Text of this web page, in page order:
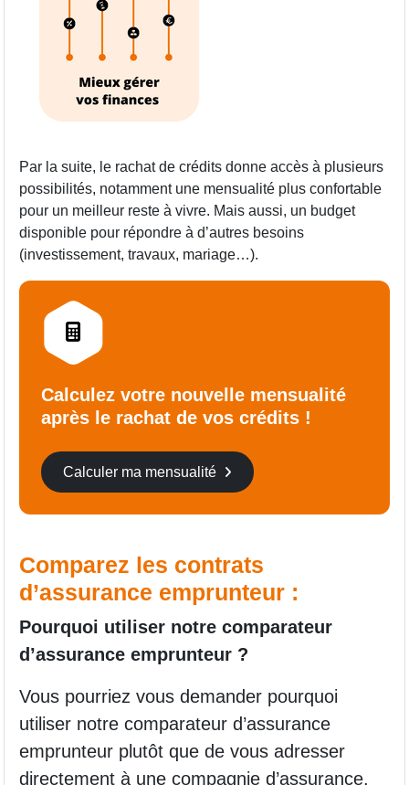
Par la suite, le rachat de crédits donne accès à plusieurs
possibilités, notamment une mensualité plus confortable
pour un meilleur reste à vivre. Mais aussi, un budget
disponible pour répondre à d’autres besoins
(investissement, travaux, mariage…).
Calculez votre nouvelle mensualité
après le rachat de vos crédits !
Calculer ma mensualité
Comparez les contrats
d’assurance emprunteur :
Pourquoi utiliser notre comparateur
d’assurance emprunteur ?
Vous pourriez vous demander pourquoi
utiliser notre comparateur d’assurance
emprunteur plutôt que de vous adresser
directement à une compagnie d’assurance.